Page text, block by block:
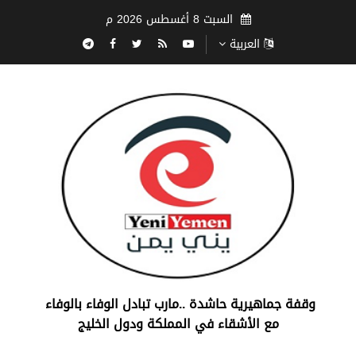
السبت 8 أغسطس 2026 م
العربية
‏وقفة جماهيرية حاشدة ..مارب ‏تبادل الوفاء بالوفاء ‏
مع الأشقاء في المملكة ودول الخليج